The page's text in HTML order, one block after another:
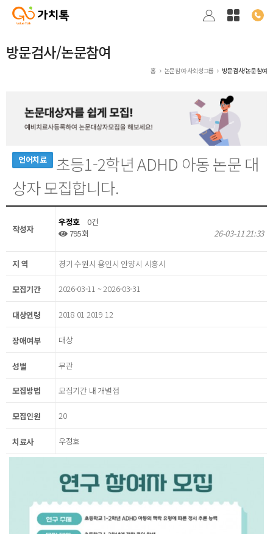
방문검사/논문참여
홈 논문참여·사회성그룹 방문검사/논문참여
언어치료
초등1-2학년 ADHD 아동 논문 대
상자 모집합니다.
작성자
우정호
0건
795회
26-03-11 21:33
지 역 경기 수원시 용인시 안양시 시흥시
모집기간 2026-03-11 ~ 2026-03-31
대상연령 2018 01 2019 12
장애여부 대상
성별 무관
모집방법 모집기간 내 개별접
모집인원 20
치료사 우정호